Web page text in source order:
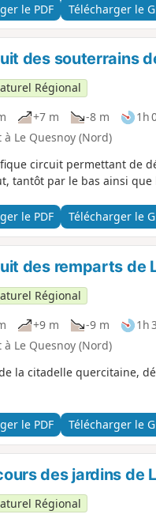
le PDF Télécharger le
des souterrains
Régional
+7 m -8 m 1h
à Le Quesnoy (Nord)
circuit permettant de
tantôt par le bas ainsi
le PDF Télécharger le
des remparts de
Régional
+9 m -9 m 1h
à Le Quesnoy (Nord)
la citadelle quercitaine,
le PDF Télécharger le
des jardins de
Régional